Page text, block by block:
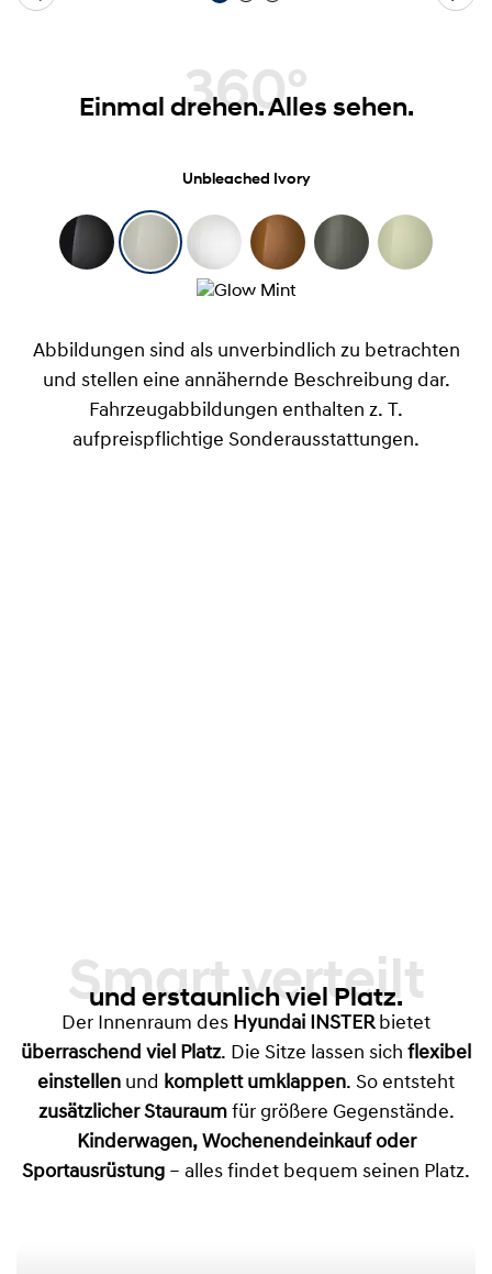
360°
Einmal drehen. Alles sehen.
Unbleached Ivory
Abbildungen sind als unverbindlich zu betrachten
und stellen eine annähernde Beschreibung dar.
Fahrzeugabbildungen enthalten z. T.
aufpreispflichtige Sonderausstattungen.
Smart verteilt
und erstaunlich viel Platz.
Der Innenraum des Hyundai INSTERbietet
überraschend viel Platz. Die Sitze lassen sich flexibel
einstellen und komplett umklappen. So entsteht
zusätzlicher Stauraumfür größere Gegenstände.
Kinderwagen, Wochenendeinkauf oder
Sportausrüstung – alles findet bequem seinen Platz.